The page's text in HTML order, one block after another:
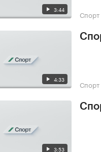
3:44 Спорт
4:33 Спорт
3:53